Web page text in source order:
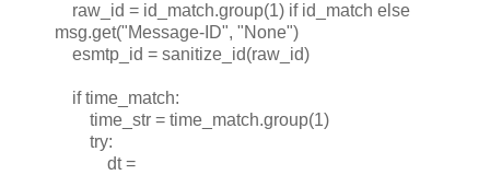
raw_id = id_match.group(1) if id_match else
msg.get("Message-ID", "None")
esmtp_id = sanitize_id(raw_id)
if time_match:
time_str = time_match.group(1)
try:
dt =